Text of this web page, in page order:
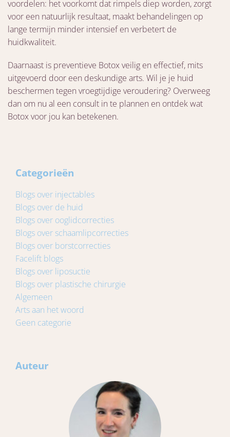
voordelen: het voorkomt dat rimpels diep worden, zorgt
voor een natuurlijk resultaat, maakt behandelingen op
lange termijn minder intensief en verbetert de
huidkwaliteit.
Daarnaast is preventieve Botox veilig en effectief, mits
uitgevoerd door een deskundige arts. Wil je je huid
beschermen tegen vroegtijdige veroudering? Overweeg
dan om nu al een consult in te plannen en ontdek wat
Botox voor jou kan betekenen.
Categorieën
Blogs over injectables
Blogs over de huid
Blogs over ooglidcorrecties
Blogs over schaamlipcorrecties
Blogs over borstcorrecties
Facelift blogs
Blogs over liposuctie
Blogs over plastische chirurgie
Algemeen
Arts aan het woord
Geen categorie
Auteur